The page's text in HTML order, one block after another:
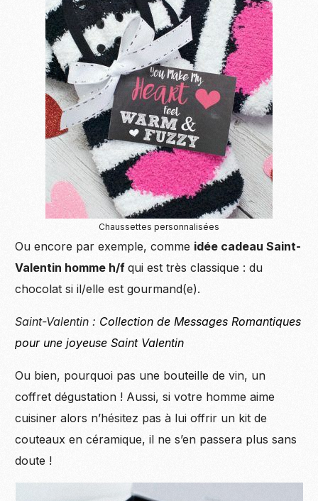
Chaussettes personnalisées
Ou encore par exemple, comme idée cadeau Saint-
Valentin homme h/fqui est très classique : du
chocolat si il/elle est gourmand(e).
Saint-Valentin : Collection de Messages Romantiques
pour une joyeuse Saint Valentin
Ou bien, pourquoi pas une bouteille de vin, un
coffret dégustation ! Aussi, si votre homme aime
cuisiner alors n’hésitez pas à lui offrir un kit de
couteaux en céramique, il ne s’en passera plus sans
doute !